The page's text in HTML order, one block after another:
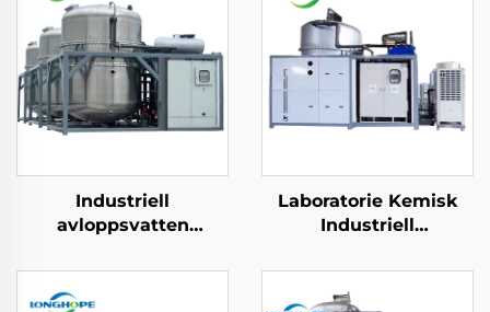
Industriell
avloppsvatten
evaporator
koncentrations- och
Laboratorie Kemisk
Industriell
Förädlingsanläggning